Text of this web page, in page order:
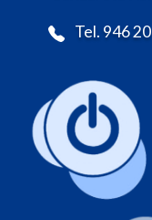
Tel. 946